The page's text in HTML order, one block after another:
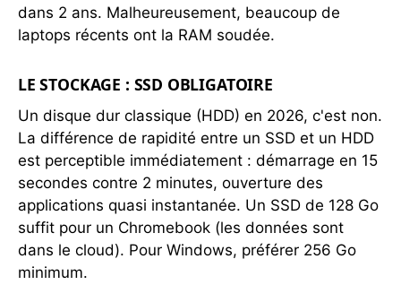
dans 2 ans. Malheureusement, beaucoup de
laptops récents ont la RAM soudée.
LE STOCKAGE : SSD OBLIGATOIRE
Un disque dur classique (HDD) en 2026, c'est non.
La différence de rapidité entre un SSD et un HDD
est perceptible immédiatement : démarrage en 15
secondes contre 2 minutes, ouverture des
applications quasi instantanée. Un SSD de 128 Go
suffit pour un Chromebook (les données sont
dans le cloud). Pour Windows, préférer 256 Go
minimum.